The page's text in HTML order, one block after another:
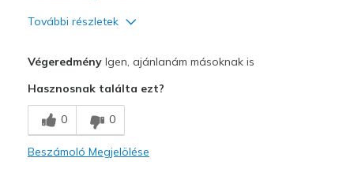
További részletek
Comfortable
Legjobb használat
Casual Wear
VégeredményIgen, ajánlanám másoknak is
Hasznosnak találta ezt?
0 0
Beszámoló Megjelölése